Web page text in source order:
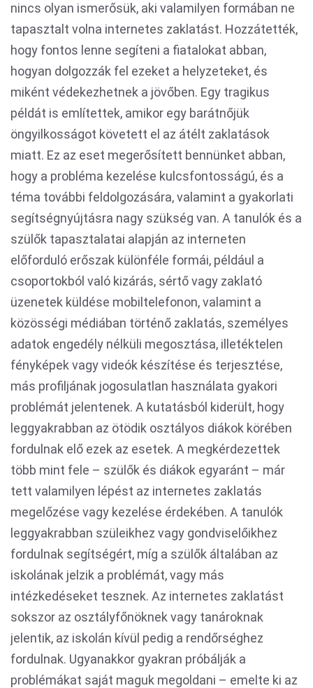
nincs olyan ismerősük, aki valamilyen formában ne
tapasztalt volna internetes zaklatást. Hozzátették,
hogy fontos lenne segíteni a fiatalokat abban,
hogyan dolgozzák fel ezeket a helyzeteket, és
miként védekezhetnek a jövőben. Egy tragikus
példát is említettek, amikor egy barátnőjük
öngyilkosságot követett el az átélt zaklatások
miatt. Ez az eset megerősített bennünket abban,
hogy a probléma kezelése kulcsfontosságú, és a
téma további feldolgozására, valamint a gyakorlati
segítségnyújtásra nagy szükség van. A tanulók és a
szülők tapasztalatai alapján az interneten
előforduló erőszak különféle formái, például a
csoportokból való kizárás, sértő vagy zaklató
üzenetek küldése mobiltelefonon, valamint a
közösségi médiában történő zaklatás, személyes
adatok engedély nélküli megosztása, illetéktelen
fényképek vagy videók készítése és terjesztése,
más profiljának jogosulatlan használata gyakori
problémát jelentenek. A kutatásból kiderült, hogy
leggyakrabban az ötödik osztályos diákok körében
fordulnak elő ezek az esetek. A megkérdezettek
több mint fele – szülők és diákok egyaránt – már
tett valamilyen lépést az internetes zaklatás
megelőzése vagy kezelése érdekében. A tanulók
leggyakrabban szüleikhez vagy gondviselőikhez
fordulnak segítségért, míg a szülők általában az
iskolának jelzik a problémát, vagy más
intézkedéseket tesznek. Az internetes zaklatást
sokszor az osztályfőnöknek vagy tanároknak
jelentik, az iskolán kívül pedig a rendőrséghez
fordulnak. Ugyanakkor gyakran próbálják a
problémákat saját maguk megoldani – emelte ki az